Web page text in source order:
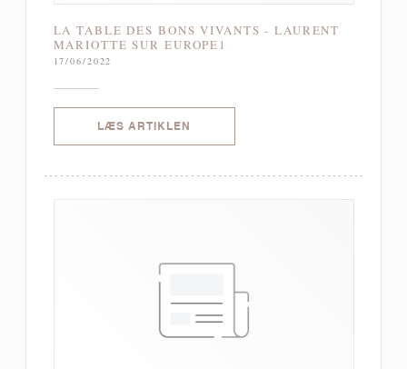
LA TABLE DES BONS VIVANTS - LAURENT
MARIOTTE SUR EUROPE1
17/06/2022
LÆS ARTIKLEN